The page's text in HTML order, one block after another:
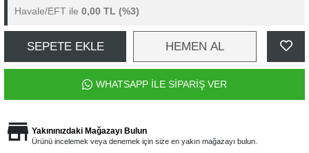
Havale/EFT ile 0,00 TL (%3)
SEPETE EKLE HEMEN AL
WHATSAPP İLE SİPARİŞ VER
Yakınınızdaki Mağazayı Bulun
Ürünü incelemek veya denemek için size en yakın mağazayı bulun.